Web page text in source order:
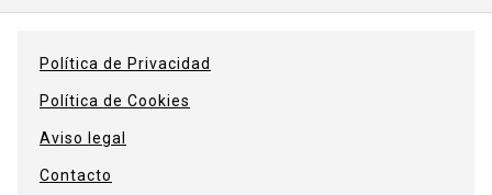
Política de Privacidad
Política de Cookies
Aviso legal
Contacto